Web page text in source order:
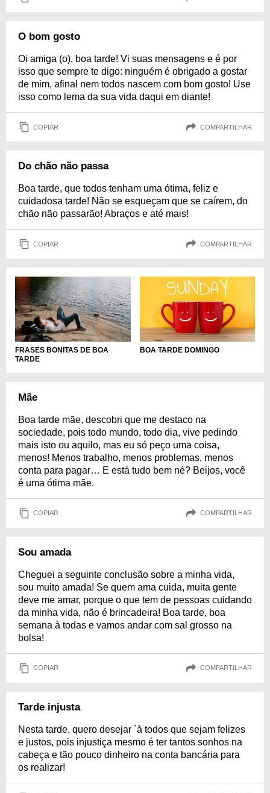
O bom gosto
Oi amiga (o), boa tarde! Vi suas mensagens e é por
isso que sempre te digo: ninguém é obrigado a gostar
de mim, afinal nem todos nascem com bom gosto! Use
isso como lema da sua vida daqui em diante!
COPIAR COMPARTILHAR
Do chão não passa
Boa tarde, que todos tenham uma ótima, feliz e
cuidadosa tarde! Não se esqueçam que se caírem, do
chão não passarão! Abraços e até mais!
COPIAR COMPARTILHAR
FRASES BONITAS DE BOA
TARDE
BOA TARDE DOMINGO
Mãe
Boa tarde mãe, descobri que me destaco na
sociedade, pois todo mundo, todo dia, vive pedindo
mais isto ou aquilo, mas eu só peço uma coisa,
menos! Menos trabalho, menos problemas, menos
conta para pagar… E está tudo bem né? Beijos, você
é uma ótima mãe.
COPIAR COMPARTILHAR
Sou amada
Cheguei a seguinte conclusão sobre a minha vida,
sou muito amada! Se quem ama cuida, muita gente
deve me amar, porque o que tem de pessoas cuidando
da minha vida, não é brincadeira! Boa tarde, boa
semana à todas e vamos andar com sal grosso na
bolsa!
COPIAR COMPARTILHAR
Tarde injusta
Nesta tarde, quero desejar `à todos que sejam felizes
e justos, pois injustiça mesmo é ter tantos sonhos na
cabeça e tão pouco dinheiro na conta bancária para
os realizar!